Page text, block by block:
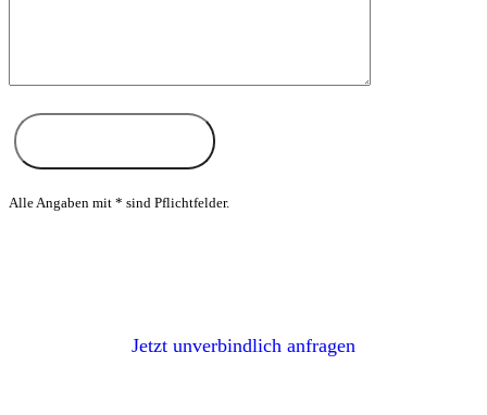
Alle Angaben mit * sind Pflichtfelder.
Jetzt unverbindlich anfragen